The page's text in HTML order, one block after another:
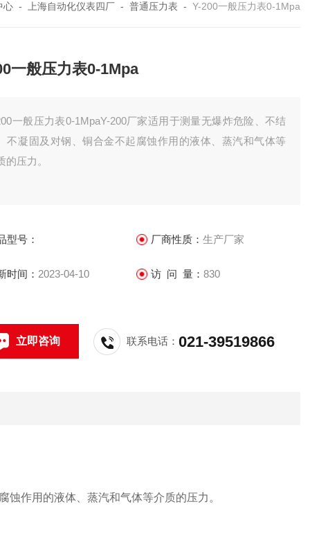
心 - 上海自动化仪表四厂 - 普通压力表 - Y-200一般压力表0-1Mpa
一般压力表0-1Mpa
一般压力表0-1MpaY-200厂家适用于测量无爆炸危险、不结
不凝固及对钢、铜合金不起腐蚀作用的液体、蒸汽和气体等
的压力。
型号： 厂商性质： 生产厂家
时间： 2023-04-10 访 问 量： 830
立即咨询 联系电话：021-39519866
作用的液体、蒸汽和气体等介质的压力。